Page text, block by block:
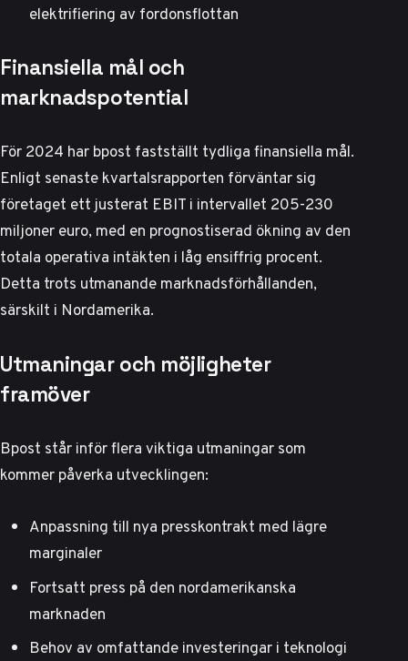
elektrifiering av fordonsflottan
Finansiella mål och
marknadspotential
För 2024 har bpost fastställt tydliga finansiella mål.
Enligt senaste kvartalsrapporten förväntar sig
företaget ett justerat EBIT i intervallet 205-230
miljoner euro, med en prognostiserad ökning av den
totala operativa intäkten i låg ensiffrig procent.
Detta trots utmanande marknadsförhållanden,
särskilt i Nordamerika.
Utmaningar och möjligheter
framöver
Bpost står inför flera viktiga utmaningar som
kommer påverka utvecklingen:
Anpassning till nya presskontrakt med lägre
marginaler
Fortsatt press på den nordamerikanska
marknaden
Behov av omfattande investeringar i teknologi